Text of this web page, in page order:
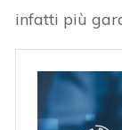
infatti più